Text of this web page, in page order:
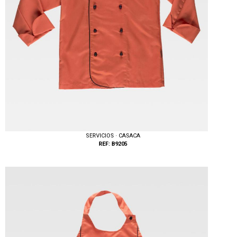
SERVICIOS · CASACA
REF: B9205